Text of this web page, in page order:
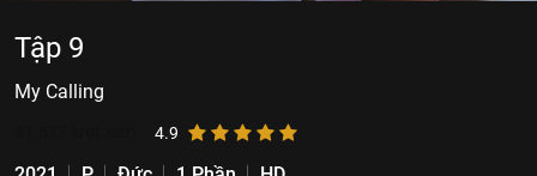
Tập 9
My Calling
4.9